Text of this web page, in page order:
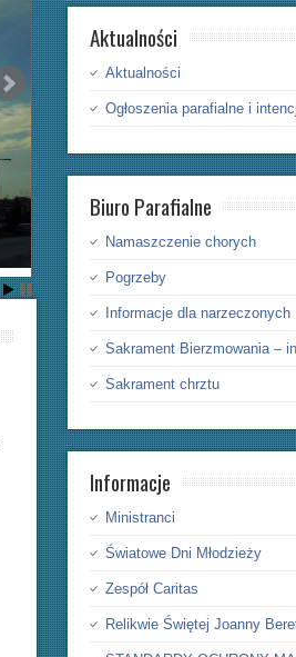
Aktualności
Aktualności
Ogłoszenia parafialne i
Biuro Parafialne
Namaszczenie chorych
Pogrzeby
Informacje dla narzeczonych
Sakrament Bierzmowania –
Sakrament chrztu
Informacje
Ministranci
Światowe Dni Młodzieży
Zespół Caritas
Relikwie Świętej Joanny